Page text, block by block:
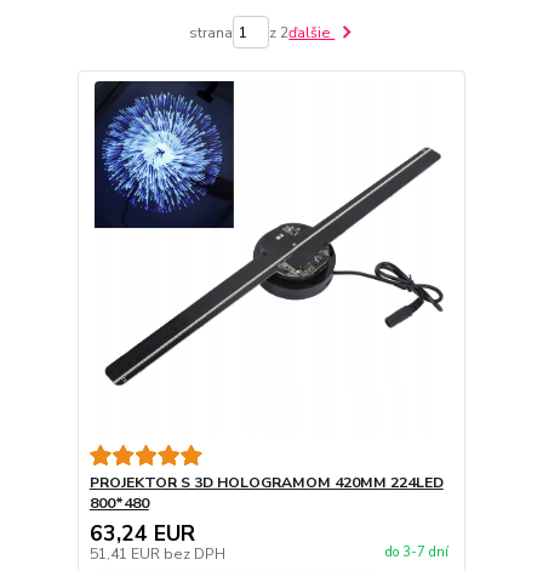
strana z 2ďalšie
PROJEKTOR S 3D HOLOGRAMOM 420MM 224LED
800*480
63,24 EUR
51,41 EUR bez DPH do 3-7 dní